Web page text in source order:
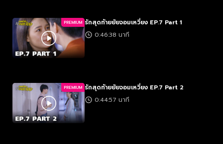
PREMIUM รักสุดท้ายยัยจอมเหวี่ยง EP.7 Part 1
0:46:38 นาที
PREMIUM รักสุดท้ายยัยจอมเหวี่ยง EP.7 Part 2
0:44:57 นาที